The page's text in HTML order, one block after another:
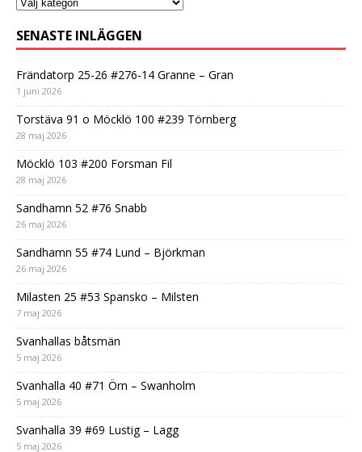
SENASTE INLÄGGEN
Frändatorp 25-26 #276-14 Granne – Gran
1 juni 2026
Torstäva 91 o Möcklö 100 #239 Törnberg
28 maj 2026
Möcklö 103 #200 Forsman Fil
28 maj 2026
Sandhamn 52 #76 Snabb
26 maj 2026
Sandhamn 55 #74 Lund – Björkman
26 maj 2026
Milasten 25 #53 Spansko – Milsten
7 maj 2026
Svanhallas båtsmän
5 maj 2026
Svanhalla 40 #71 Örn – Swanholm
5 maj 2026
Svanhalla 39 #69 Lustig – Lagg
5 maj 2026